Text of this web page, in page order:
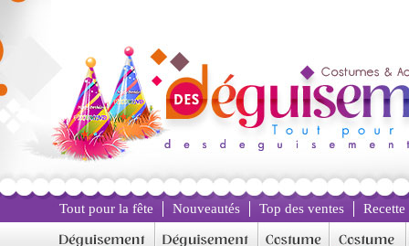
Tout pour la fête Nouveautés Top des ventes